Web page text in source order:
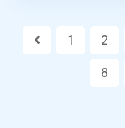
1 2
8